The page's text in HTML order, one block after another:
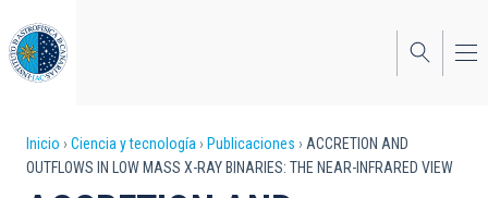
al
contenido
principal
Sobrescribir
enlaces
Inicio Ciencia y tecnología Publicaciones
ACCRETION AND
OUTFLOWS IN LOW MASS X-RAY BINARIES: THE NEAR-INFRARED VIEW